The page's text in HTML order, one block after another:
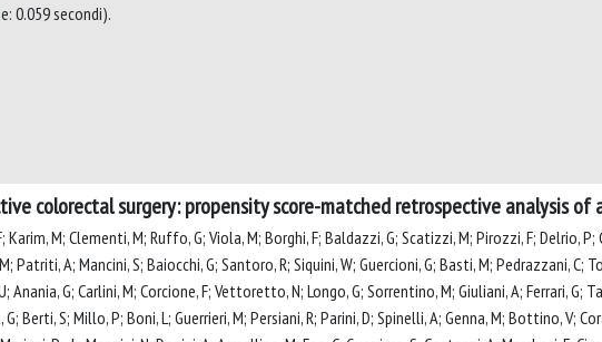
0.059 secondi).
colorectal surgery: propensity score-matched retrospective analysis of
Karim, M; Clementi, M; Ruffo, G; Viola, M; Borghi, F; Baldazzi, G; Scatizzi, M; Pirozzi, F; Delrio, P;
Patriti, A; Mancini, S; Baiocchi, G; Santoro, R; Siquini, W; Guercioni, G; Basti, M; Pedrazzani, C;
Anania, G; Carlini, M; Corcione, F; Vettoretto, N; Longo, G; Sorrentino, M; Giuliani, A; Ferrari, G;
G; Berti, S; Millo, P; Boni, L; Guerrieri, M; Persiani, R; Parini, D; Spinelli, A; Genna, M; Bottino, V;